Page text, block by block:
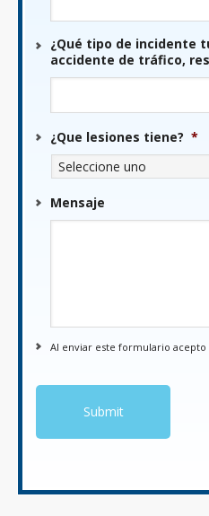
¿Qué tipo de incidente
accidente de tráfico,
¿Que lesiones tiene? *
Mensaje
Al enviar este formulario acepto